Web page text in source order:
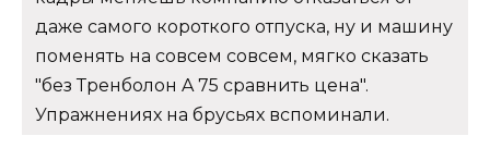
даже самого короткого отпуска, ну и машину
поменять на совсем совсем, мягко сказать
"без Тренболон A 75 сравнить цена".
Упражнениях на брусьях вспоминали.